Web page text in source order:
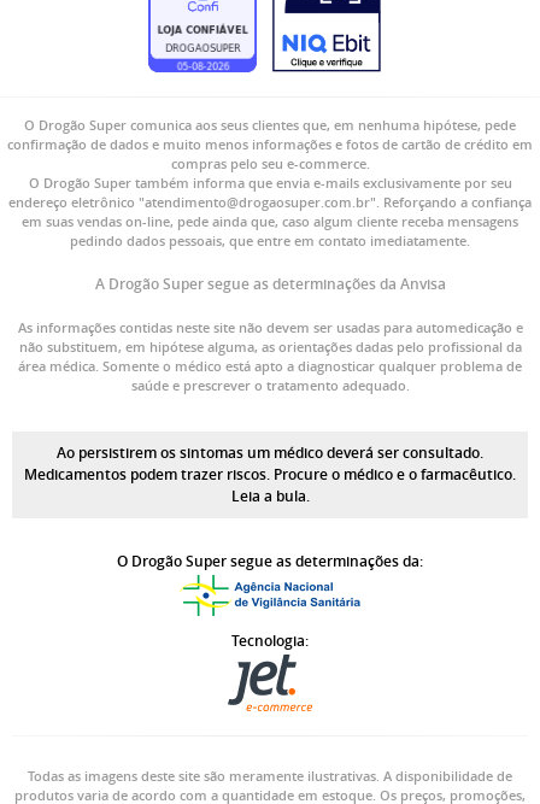
O Drogão Super comunica aos seus clientes que, em nenhuma hipótese, pede
confirmação de dados e muito menos informações e fotos de cartão de crédito em
compras pelo seu e-commerce.
O Drogão Super também informa que envia e-mails exclusivamente por seu
endereço eletrônico "atendimento@drogaosuper.com.br". Reforçando a confiança
em suas vendas on-line, pede ainda que, caso algum cliente receba mensagens
pedindo dados pessoais, que entre em contato imediatamente.
A Drogão Super segue as determinações da Anvisa
As informações contidas neste site não devem ser usadas para automedicação e
não substituem, em hipótese alguma, as orientações dadas pelo profissional da
área médica. Somente o médico está apto a diagnosticar qualquer problema de
saúde e prescrever o tratamento adequado.
Ao persistirem os sintomas um médico deverá ser consultado.
Medicamentos podem trazer riscos. Procure o médico e o farmacêutico.
Leia a bula.
O Drogão Super segue as determinações da:
Tecnologia:
Todas as imagens deste site são meramente ilustrativas. A disponibilidade de
produtos varia de acordo com a quantidade em estoque. Os preços, promoções,